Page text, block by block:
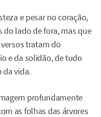
e pesar no coração,
do lado de fora, mas que
tratam do
e da solidão, de tudo
da vida.
profundamente
as folhas das árvores